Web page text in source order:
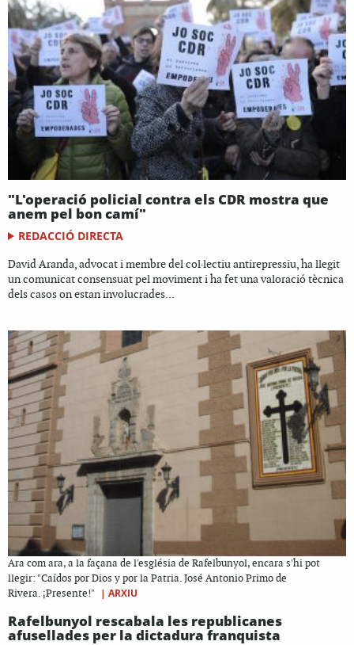
"L'operació policial contra els CDR mostra que
anem pel bon camí"
REDACCIÓ DIRECTA
David Aranda, advocat i membre del col·lectiu antirepressiu, ha llegit
un comunicat consensuat pel moviment i ha fet una valoració tècnica
dels casos on estan involucrades...
Ara com ara, a la façana de l'església de Rafelbunyol, encara s'hi pot
llegir: "Caídos por Dios y por la Patria. José Antonio Primo de
Rivera. ¡Presente!"
| ARXIU
Rafelbunyol rescabala les republicanes
afusellades per la dictadura franquista